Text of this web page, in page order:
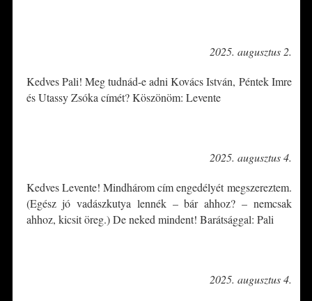
2025. augusztus 2.
Kedves Pali! Meg tudnád-e adni Kovács István, Péntek Imre
és Utassy Zsóka címét? Köszönöm: Levente
2025. augusztus 4.
Kedves Levente! Mindhárom cím engedélyét megszereztem.
(Egész jó vadászkutya lennék – bár ahhoz? – nemcsak
ahhoz, kicsit öreg.) De neked mindent! Barátsággal: Pali
2025. augusztus 4.